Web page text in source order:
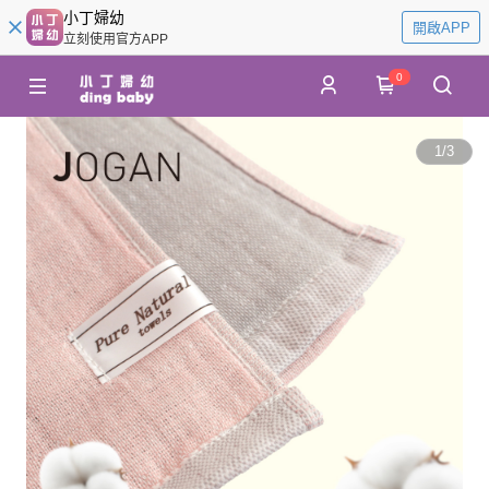
小丁婦幼
立刻使用官方APP
開啟APP
0
1/3